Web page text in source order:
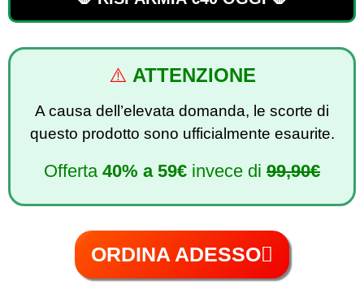
⚠️ ATTENZIONE
A causa dell’elevata domanda, le scorte di
questo prodotto sono ufficialmente esaurite.
Offerta 40% a 59€ invece di 99,90€
ORDINA ADESSO